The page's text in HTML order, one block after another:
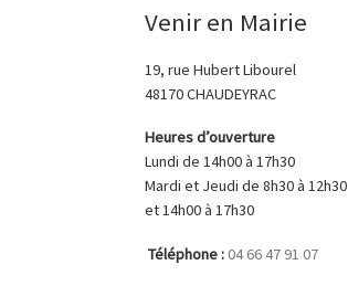
Venir en Mairie
19, rue Hubert Libourel
48170 CHAUDEYRAC
Heures d’ouverture
Lundi de 14h00 à 17h30
Mardi et Jeudi de 8h30 à 12h30
et 14h00 à 17h30
Téléphone :04 66 47 91 07